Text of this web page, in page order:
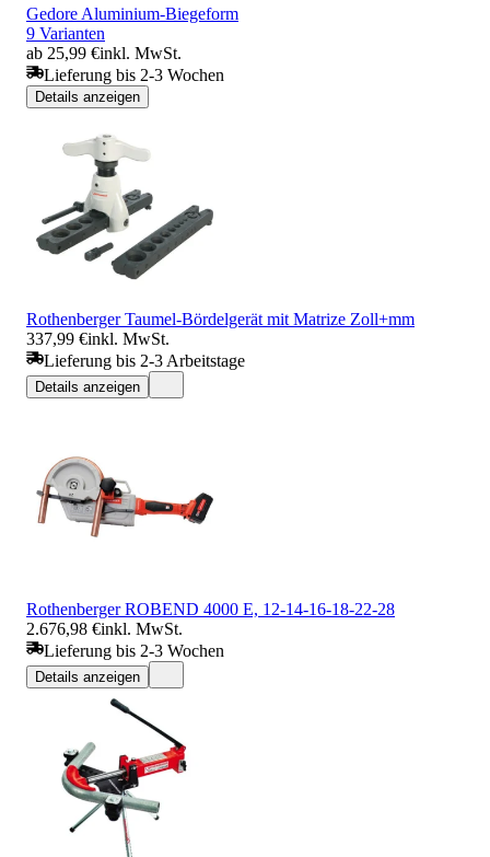
Gedore Aluminium-Biegeform
9 Varianten
ab 25,99 €inkl. MwSt.
Lieferung bis 2-3 Wochen
Details anzeigen
Rothenberger Taumel-Bördelgerät mit Matrize Zoll+mm
337,99 €inkl. MwSt.
Lieferung bis 2-3 Arbeitstage
Details anzeigen
Rothenberger ROBEND 4000 E, 12-14-16-18-22-28
2.676,98 €inkl. MwSt.
Lieferung bis 2-3 Wochen
Details anzeigen